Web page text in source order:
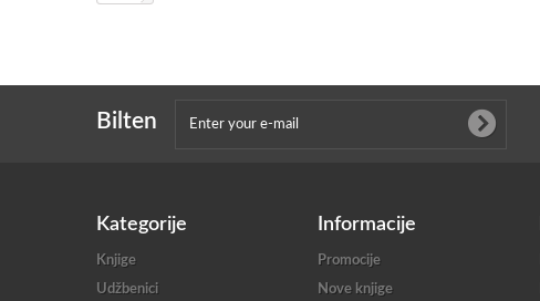
Bilten
Kategorije
Knjige
Udžbenici
Informacije
Promocije
Nove knjige